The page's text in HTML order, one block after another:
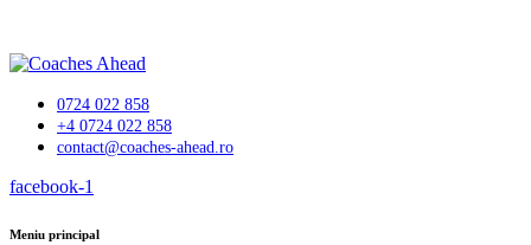
0724 022 858
+4 0724 022 858
contact@coaches-ahead.ro
facebook-1
Meniu principal